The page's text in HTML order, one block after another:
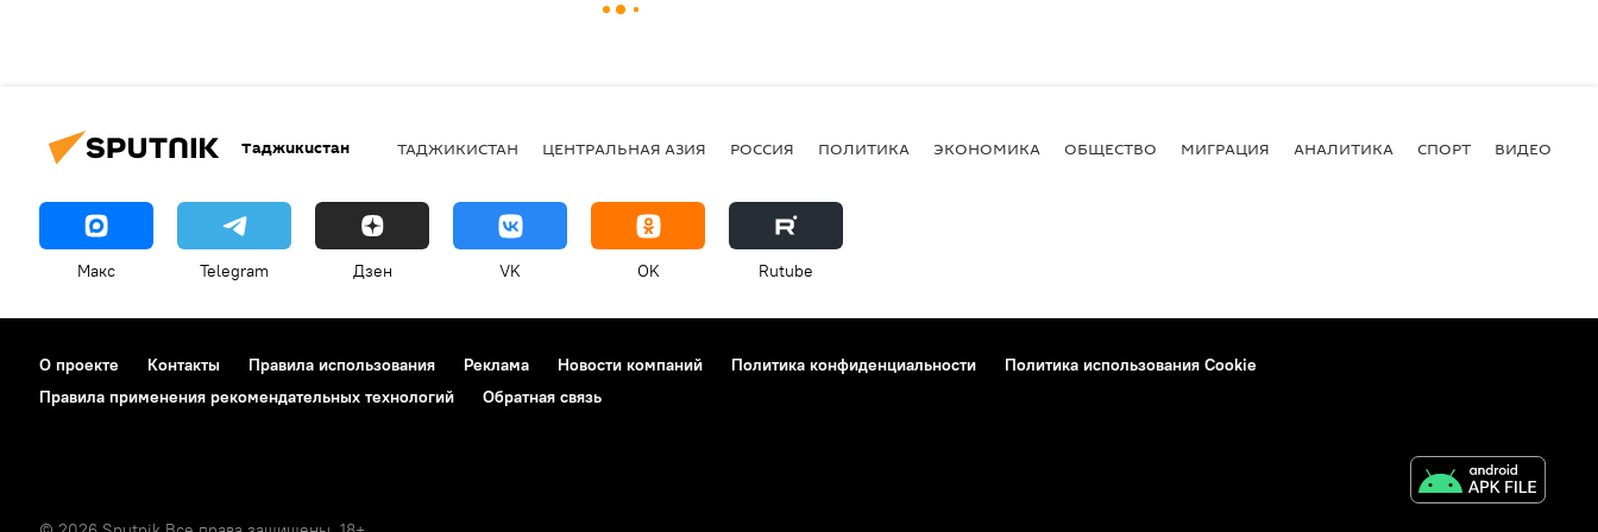
Таджикистан ТАДЖИКИСТАН ЦЕНТРАЛЬНАЯ АЗИЯ РОССИЯ ПОЛИТИКА ЭКОНОМИКА ОБЩЕСТВО МИГРАЦИЯ АНАЛИТИКА СПОРТ ВИДЕО
Макс Telegram Дзен VK OK Rutube
О проекте Контакты Правила использования Реклама Новости компаний Политика конфиденциальности
Политика использования Cookie
Правила применения рекомендательных технологий
Обратная связь